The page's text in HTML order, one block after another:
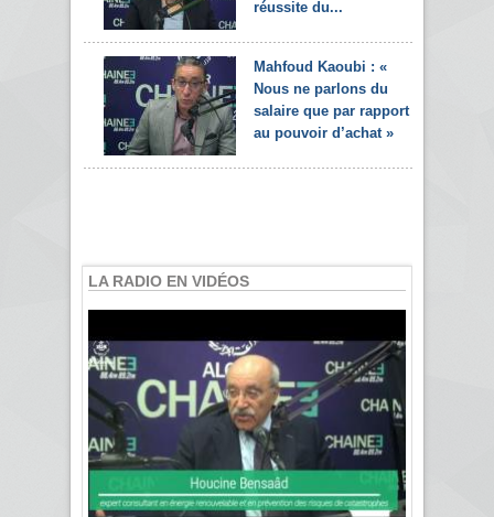
réussite du...
Mahfoud Kaoubi : «
Nous ne parlons du
salaire que par rapport
au pouvoir d’achat »
LA RADIO EN VIDÉOS